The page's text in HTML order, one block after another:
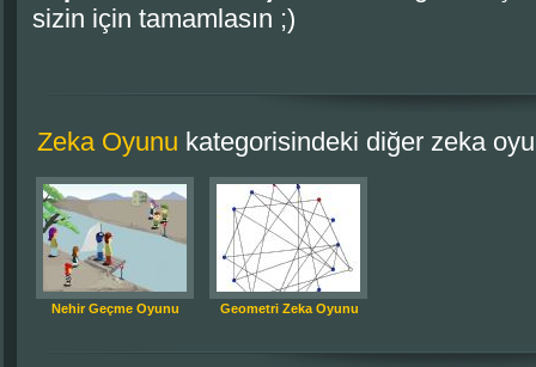
sizin için tamamlasın ;)
Zeka Oyunu kategorisindeki diğer zeka
Nehir Geçme Oyunu Geometri Zeka Oyunu